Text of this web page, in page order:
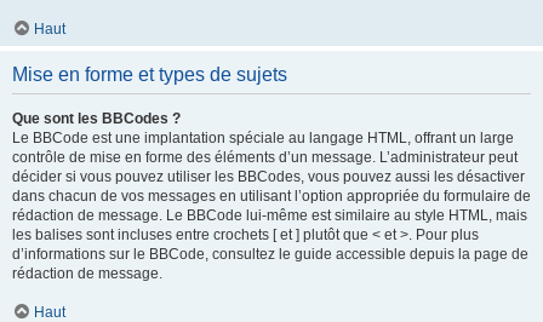
Haut
Mise en forme et types de sujets
Que sont les BBCodes ?
Le BBCode est une implantation spéciale au langage HTML, offrant un large
contrôle de mise en forme des éléments d’un message. L’administrateur peut
décider si vous pouvez utiliser les BBCodes, vous pouvez aussi les désactiver
dans chacun de vos messages en utilisant l’option appropriée du formulaire de
rédaction de message. Le BBCode lui-même est similaire au style HTML, mais
les balises sont incluses entre crochets [ et ] plutôt que < et >. Pour plus
d’informations sur le BBCode, consultez le guide accessible depuis la page de
rédaction de message.
Haut